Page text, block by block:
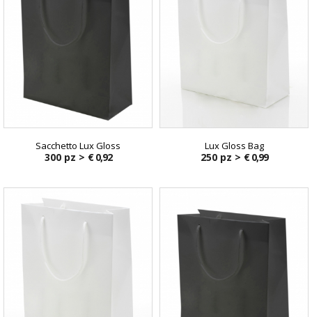
Sacchetto Lux Gloss
300 pz > € 0,92
Lux Gloss Bag
250 pz > € 0,99